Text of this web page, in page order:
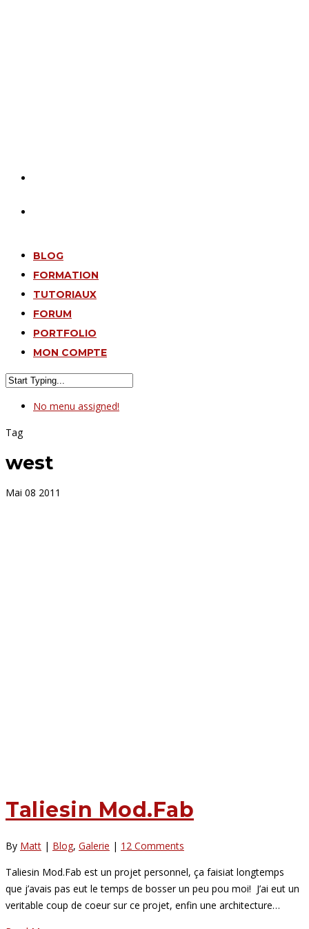
BLOG
FORMATION
TUTORIAUX
FORUM
PORTFOLIO
MON COMPTE
No menu assigned!
Tag
west
Mai 08 2011
Taliesin Mod.Fab
By Matt | Blog, Galerie | 12 Comments
Taliesin Mod.Fab est un projet personnel, ça faisiat longtemps
que j’avais pas eut le temps de bosser un peu pou moi! J’ai eut un
veritable coup de coeur sur ce projet, enfin une architecture…